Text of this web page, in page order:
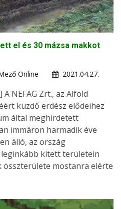
el és 30 mázsa makkot
Online
2021.04.27.
NEFAG Zrt., az Alföld
küzdő erdész elődeihez
által meghirdetett
immáron harmadik éve
álló, az ország
kitett területein
összterülete mostanra elérte